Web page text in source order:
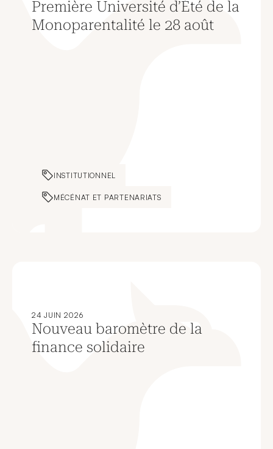
Première Université d’Été de la
Monoparentalité le 28 août
INSTITUTIONNEL
MÉCÉNAT ET PARTENARIATS
24 JUIN 2026
Nouveau baromètre de la
finance solidaire